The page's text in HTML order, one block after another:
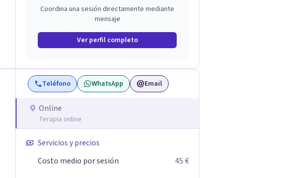
Coordina una sesión directamente mediante
mensaje
Ver perfil completo
Teléfono WhatsApp Email
Online
Terapia online
Servicios y precios
Costo medio por sesión
45 €